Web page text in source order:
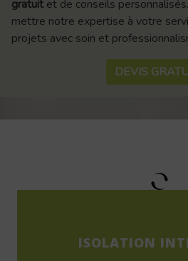
gratuit et de conseils
mettre notre expertise à votre
projets avec soin et
DEVIS
ISOLATION